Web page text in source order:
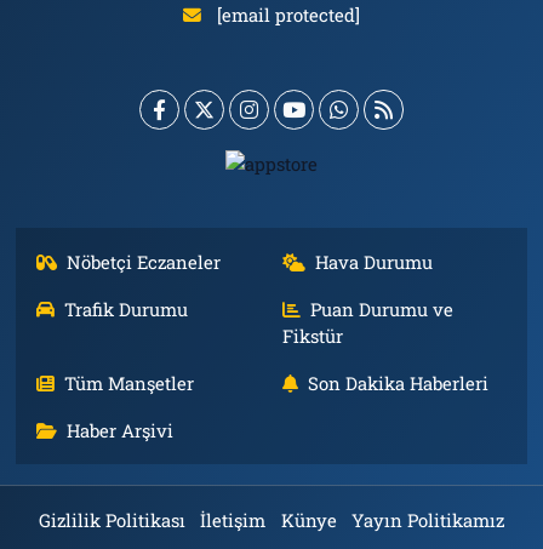
[email protected]
Nöbetçi Eczaneler
Hava Durumu
Trafik Durumu
Puan Durumu ve
Fikstür
Tüm Manşetler
Son Dakika Haberleri
Haber Arşivi
Gizlilik Politikası İletişim Künye Yayın Politikamız